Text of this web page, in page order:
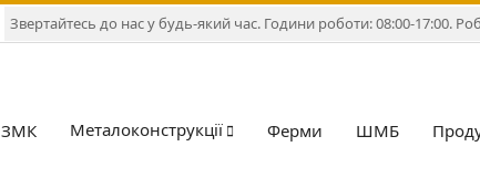
Звертайтесь до нас у будь-який час. Години роботи: 08:00-17:00.
ЗМК Металоконструкції Ферми ШМБ